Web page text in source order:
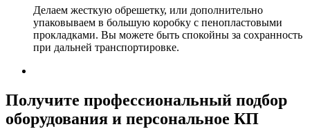
Делаем жесткую обрешетку, или дополнительно
упаковываем в большую коробку с пенопластовыми
прокладками. Вы можете быть спокойны за сохранность
при дальней транспортировке.
Получите профессиональный подбор
оборудования и персональное КП